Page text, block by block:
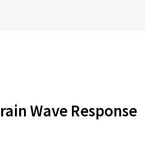
Wave Response